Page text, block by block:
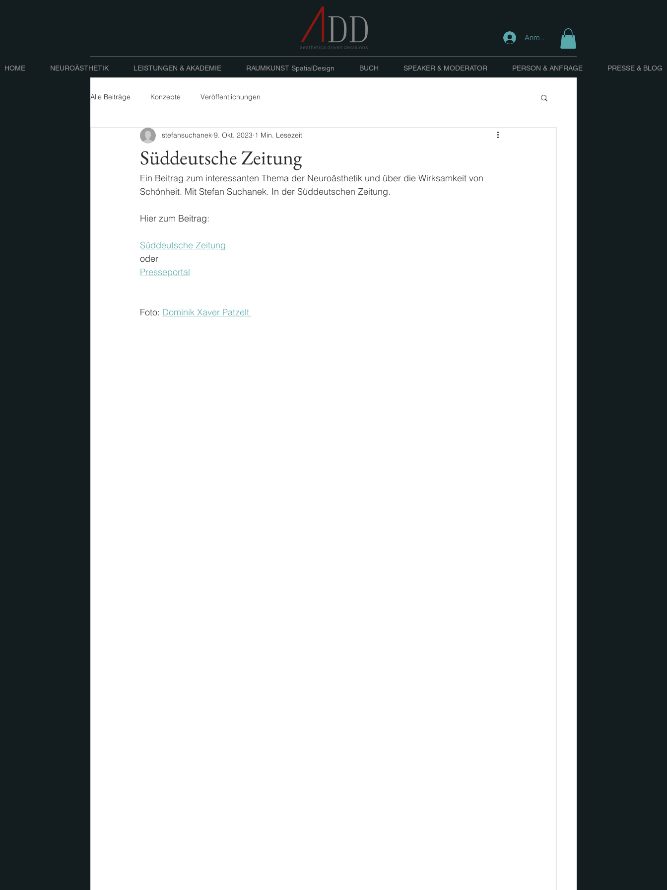
Anmelden
HOME NEUROÄSTHETIK LEISTUNGEN & AKADEMIE RAUMKUNST SpatialDesign BUCH SPEAKER & MODERATOR PERSON & ANFRAGE PRESSE & BLOG
Alle Beiträge Konzepte Veröffentlichungen
Süddeutsche Zeitung
stefansuchanek 9. Okt. 2023 1 Min. Lesezeit
Ein Beitrag zum interessanten Thema der Neuroästhetik und über die Wirksamkeit von
Schönheit. Mit Stefan Suchanek. In der Süddeutschen Zeitung.
Hier zum Beitrag:
Süddeutsche Zeitung
oder
Presseportal
Foto: Dominik Xaver Patzelt